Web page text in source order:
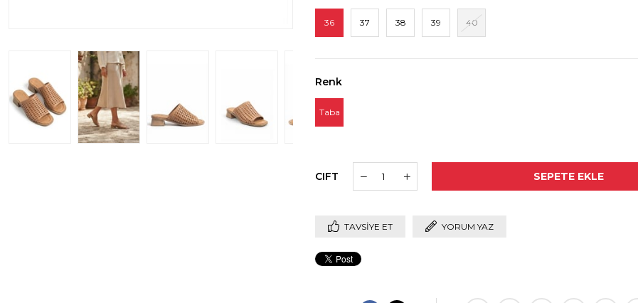
36 37 38 39 40
Renk
Taba
CIFT
TAVSIYE ET YORUM YAZ